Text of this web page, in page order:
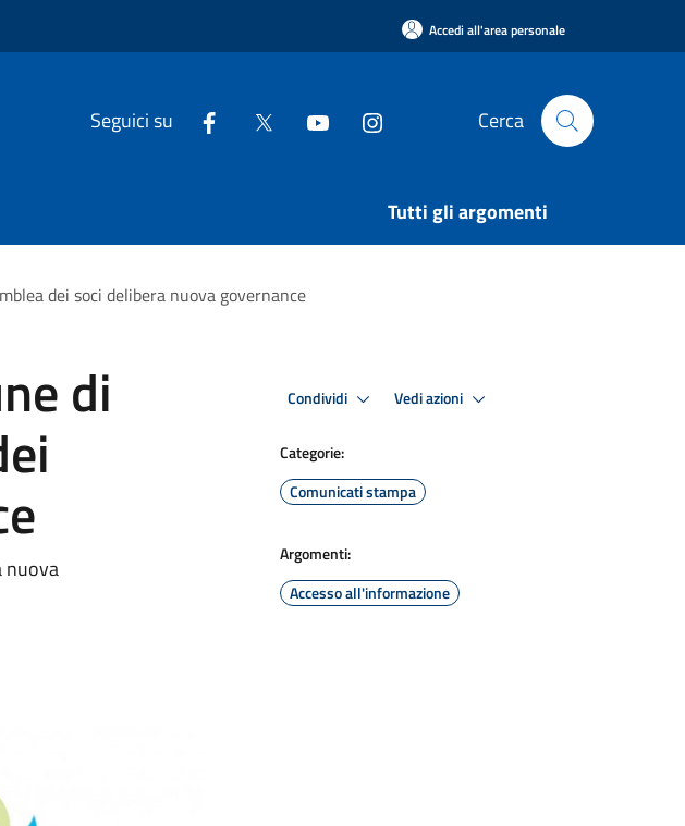
Accedi all'area personale
Seguici su Cerca
Tutti gli argomenti
dei soci delibera nuova governance
di
nuova
Condividi Vedi azioni
Categorie:
Comunicati stampa
Argomenti:
Accesso all'informazione